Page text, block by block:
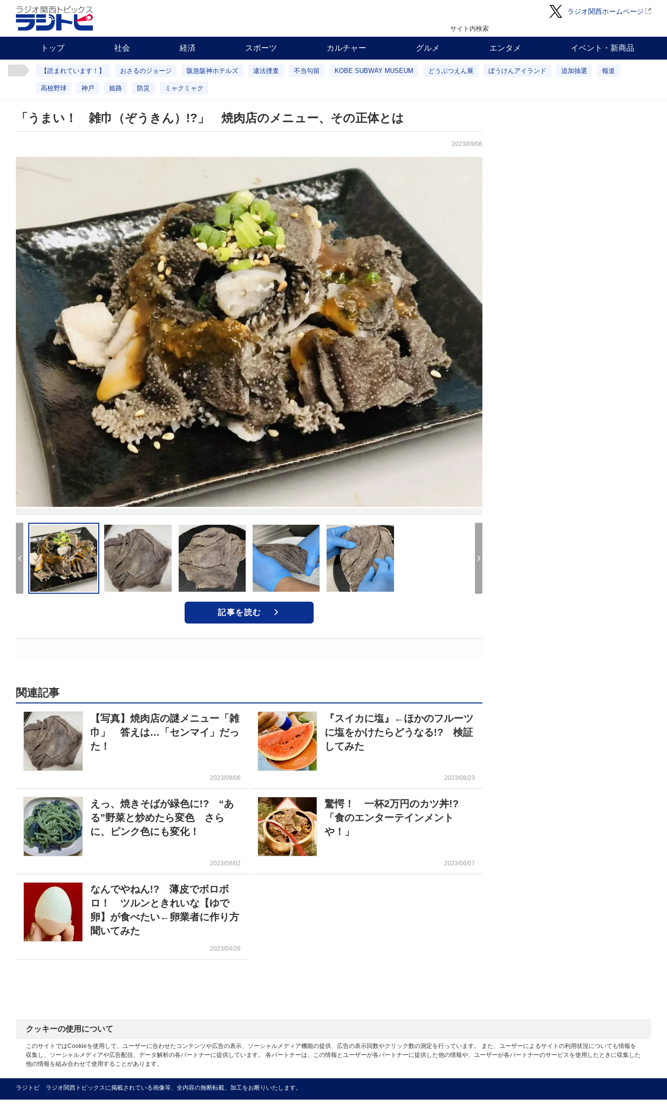
ラジオ関西ホームページ
サイト内検索
トップ 社会 経済 スポーツ カルチャー グルメ エンタメ イベント・新商品
【読まれています！】 おさるのジョージ 阪急阪神ホテルズ 違法捜査 不当勾留 KOBE SUBWAY MUSEUM どうぶつえん展 ぼうけんアイランド 追加抽選 報道
高校野球 神戸 姫路 防災 ミャクミャク
「うまい！ 雑巾（ぞうきん）!?」 焼肉店のメニュー、その正体とは
2023/09/06
記事を読む
関連記事
【写真】焼肉店の謎メニュー「雑
巾」 答えは…「センマイ」だっ
た！
2023/09/06
『スイカに塩』←ほかのフルーツ
に塩をかけたらどうなる!? 検証
してみた
2023/08/23
えっ、焼きそばが緑色に!? “あ
る”野菜と炒めたら変色 さら
に、ピンク色にも変化！
2023/08/02
驚愕！ 一杯2万円のカツ丼!?
「食のエンターテインメント
や！」
2023/06/07
なんでやねん!? 薄皮でボロボ
ロ！ ツルンときれいな【ゆで
卵】が食べたい←卵業者に作り方
聞いてみた
2023/04/26
クッキーの使用について
このサイトではCookieを使用して、ユーザーに合わせたコンテンツや広告の表示、ソーシャルメディア機能の提供、広告の表示回数やクリック数の測定を行っています。 また、ユーザーによるサイトの利用状況についても情報を
収集し、ソーシャルメディアや広告配信、データ解析の各パートナーに提供しています。 各パートナーは、この情報とユーザーが各パートナーに提供した他の情報や、ユーザーが各パートナーのサービスを使用したときに収集した
他の情報を組み合わせて使用することがあります。
ラジトピ ラジオ関西トピックスに掲載されている画像等、全内容の無断転載、加工をお断りいたします。